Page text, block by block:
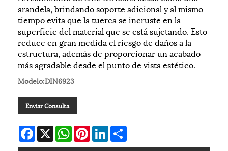
arandela, brindando soporte adicional y al mismo
tiempo evita que la tuerca se incruste en la
superficie del material que se está sujetando. Esto
reduce en gran medida el riesgo de daños a la
estructura, además de proporcionar un acabado
más agradable desde el punto de vista estético.
Modelo:DIN6923
Enviar Consulta
Facebook
X WhatsAppPinterestLinkedIn